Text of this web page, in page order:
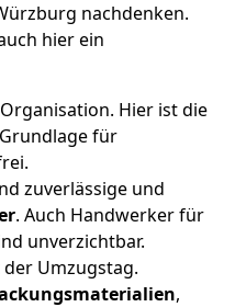
nachdenken.
hier ein
Hier ist die
für
zuverlässige und
. Auch Handwerker für
unverzichtbar.
Umzugstag.
,